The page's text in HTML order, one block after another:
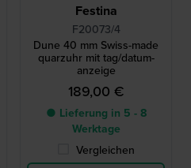
Festina
F20073/4
Dune 40 mm Swiss-made
quarzuhr mit tag/datum-
anzeige
189,00 €
● Lieferung in 5 - 8
Werktage
Vergleichen